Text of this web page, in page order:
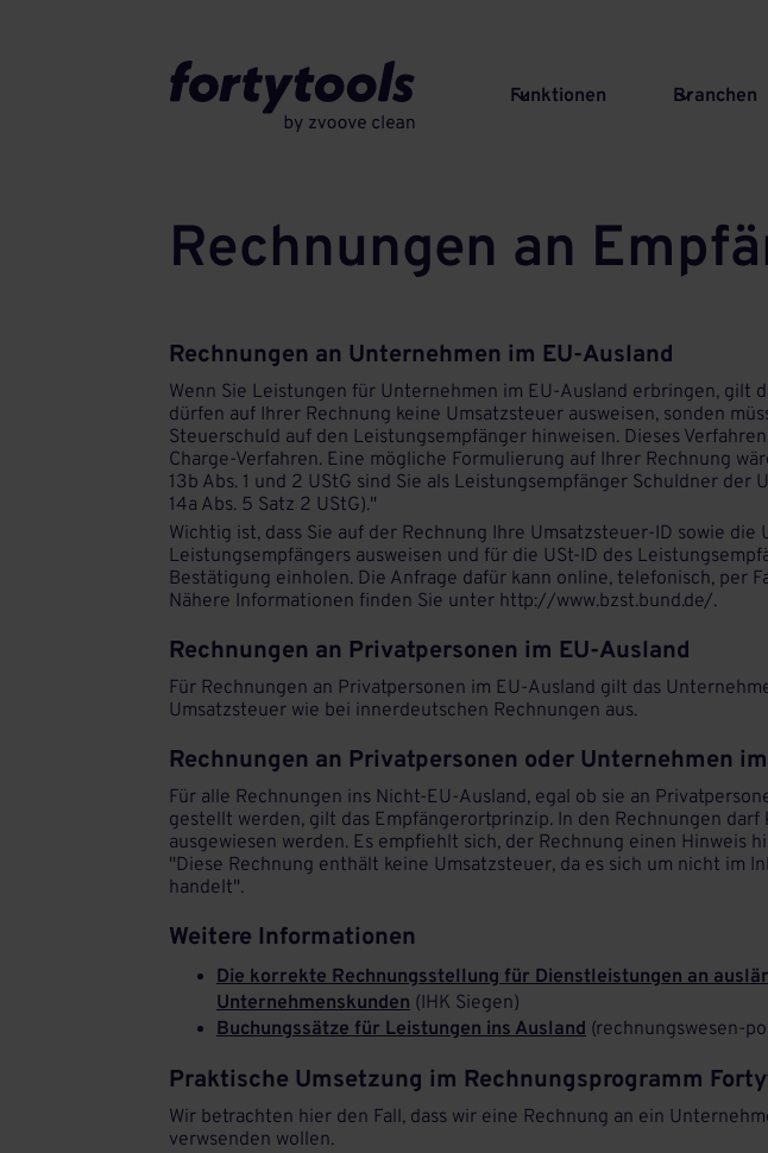
Funktionen Branchen
Rechnungen an
Rechnungen an Unternehmen im EU-Ausland
Wenn Sie Leistungen für Unternehmen im EU-Ausland erbringen, gilt
dürfen auf Ihrer Rechnung keine Umsatzsteuer ausweisen, sonden
Steuerschuld auf den Leistungsempfänger hinweisen. Dieses
Charge-Verfahren. Eine mögliche Formulierung auf Ihrer Rechnung
13b Abs. 1 und 2 UStG sind Sie als Leistungsempfänger Schuldner der
14a Abs. 5 Satz 2 UStG)."
Wichtig ist, dass Sie auf der Rechnung Ihre Umsatzsteuer-ID sowie die
Leistungsempfängers ausweisen und für die USt-ID des
Bestätigung einholen. Die Anfrage dafür kann online, telefonisch, per
Nähere Informationen finden Sie unter http://www.bzst.bund.de/.
Rechnungen an Privatpersonen im EU-Ausland
Für Rechnungen an Privatpersonen im EU-Ausland gilt das
Umsatzsteuer wie bei innerdeutschen Rechnungen aus.
Rechnungen an Privatpersonen oder Unternehmen
Für alle Rechnungen ins Nicht-EU-Ausland, egal ob sie an
gestellt werden, gilt das Empfängerortprinzip. In den Rechnungen darf
ausgewiesen werden. Es empfiehlt sich, der Rechnung einen Hinweis
"Diese Rechnung enthält keine Umsatzsteuer, da es sich um nicht im
handelt".
Weitere Informationen
Die korrekte Rechnungsstellung für Dienstleistungen an
Unternehmenskunden (IHK Siegen)
Buchungssätze für Leistungen ins Ausland (rechnungswesen-
Praktische Umsetzung im Rechnungsprogramm
Wir betrachten hier den Fall, dass wir eine Rechnung an ein
verwsenden wollen.